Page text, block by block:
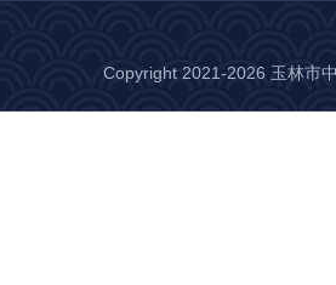
Copyright 2021-2026 玉林市